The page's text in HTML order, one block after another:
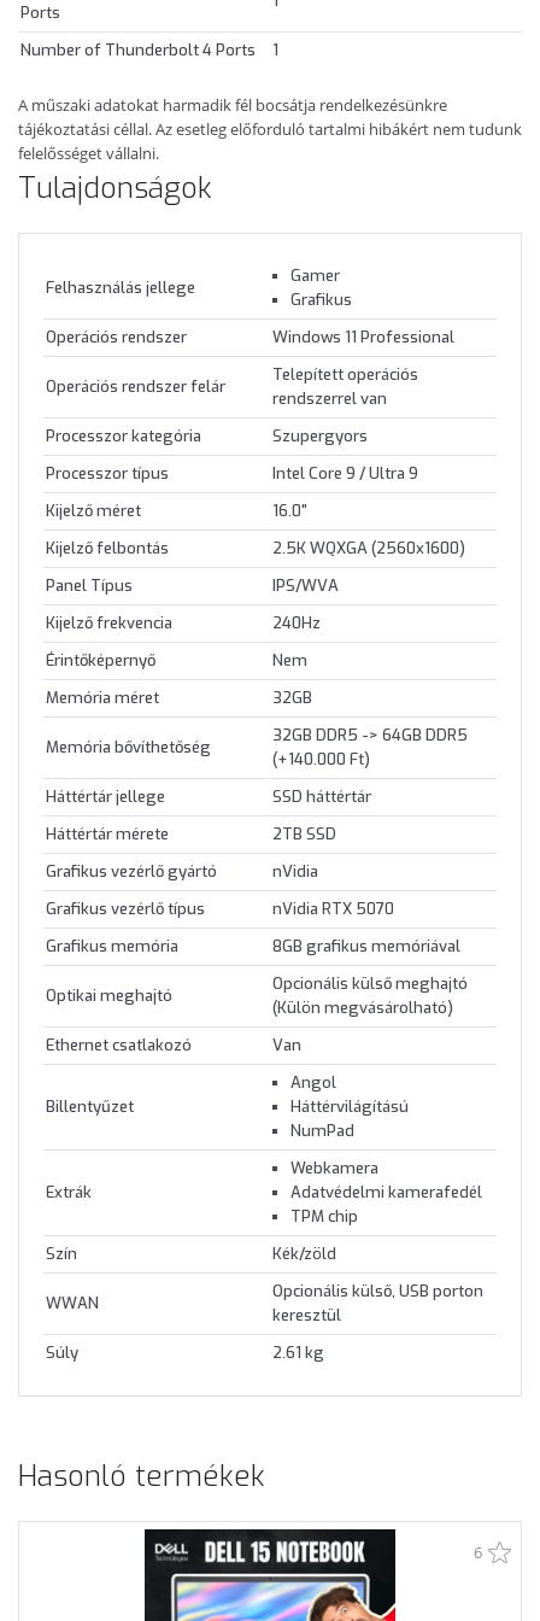
Ports
Number of Thunderbolt 4 Ports 1
A műszaki adatokat harmadik fél bocsátja rendelkezésünkre
tájékoztatási céllal. Az esetleg előforduló tartalmi hibákért nem tudunk
felelősséget vállalni.
Tulajdonságok
Felhasználás jellege
Gamer
Grafikus
Operációs rendszer
Windows 11 Professional
Operációs rendszer felár
Telepített operációs
rendszerrel van
Processzor kategória
Szupergyors
Processzor típus
Intel Core 9 / Ultra 9
Kijelző méret
16.0"
Kijelző felbontás
2.5K WQXGA (2560x1600)
Panel Típus
IPS/WVA
Kijelző frekvencia
240Hz
Érintőképernyő
Nem
Memória méret
32GB
Memória bővíthetőség
32GB DDR5 -> 64GB DDR5
(+140.000 Ft)
Háttértár jellege
SSD háttértár
Háttértár mérete
2TB SSD
Grafikus vezérlő gyártó
nVidia
Grafikus vezérlő típus
nVidia RTX 5070
Grafikus memória
8GB grafikus memóriával
Optikai meghajtó
Opcionális külső meghajtó
(Külön megvásárolható)
Ethernet csatlakozó
Van
Billentyűzet
Angol
Háttérvilágítású
NumPad
Extrák
Webkamera
Adatvédelmi kamerafedél
TPM chip
Szín
Kék/zöld
WWAN
Opcionális külső, USB porton
keresztül
Súly
2.61 kg
Hasonló termékek
6